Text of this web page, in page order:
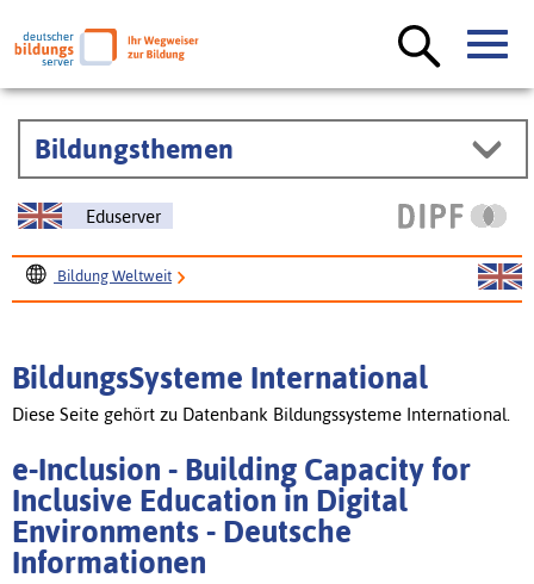
Bildungsthemen
Eduserver
Bildung Weltweit
Digital Environments
BildungsSysteme International
Diese Seite gehört zu Datenbank Bildungssysteme International.
e-Inclusion - Building Capacity for
Inclusive Education in Digital
Environments - Deutsche
Informationen